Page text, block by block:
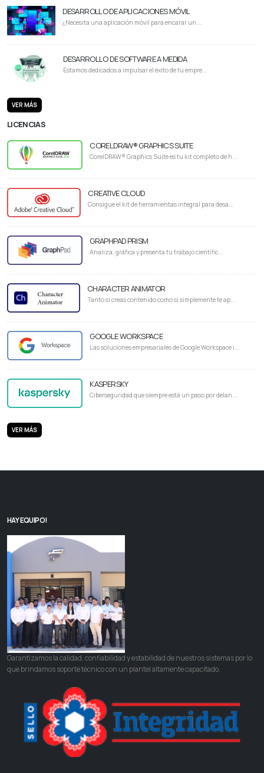
DESARROLLO DE APLICACIONES MÓVIL
¿Necesita una aplicación móvil para encarar un ...
DESARROLLO DE SOFTWARE A MEDIDA
Estamos dedicados a impulsar el éxito de tu empre...
VER MÁS
LICENCIAS
CORELDRAW® GRAPHICS SUITE
CorelDRAW® Graphics Suite es tu kit completo de h...
CREATIVE CLOUD
Consigue el kit de herramientas integral para desa...
GRAPHPAD PRISM
Analiza, gráfica y presenta tu trabajo científic...
CHARACTER ANIMATOR
Tanto si creas contenido como si simplemente te ap...
GOOGLE WORKSPACE
Las soluciones empresariales de Google Workspace i...
KASPERSKY
Ciberseguridad que siempre está un paso por delan...
VER MÁS
HAY EQUIPO!
Garantizamos la calidad, confiabilidad y estabilidad de nuestros sistemas por lo
que brindamos soporte técnico con un plantel altamente capacitado.